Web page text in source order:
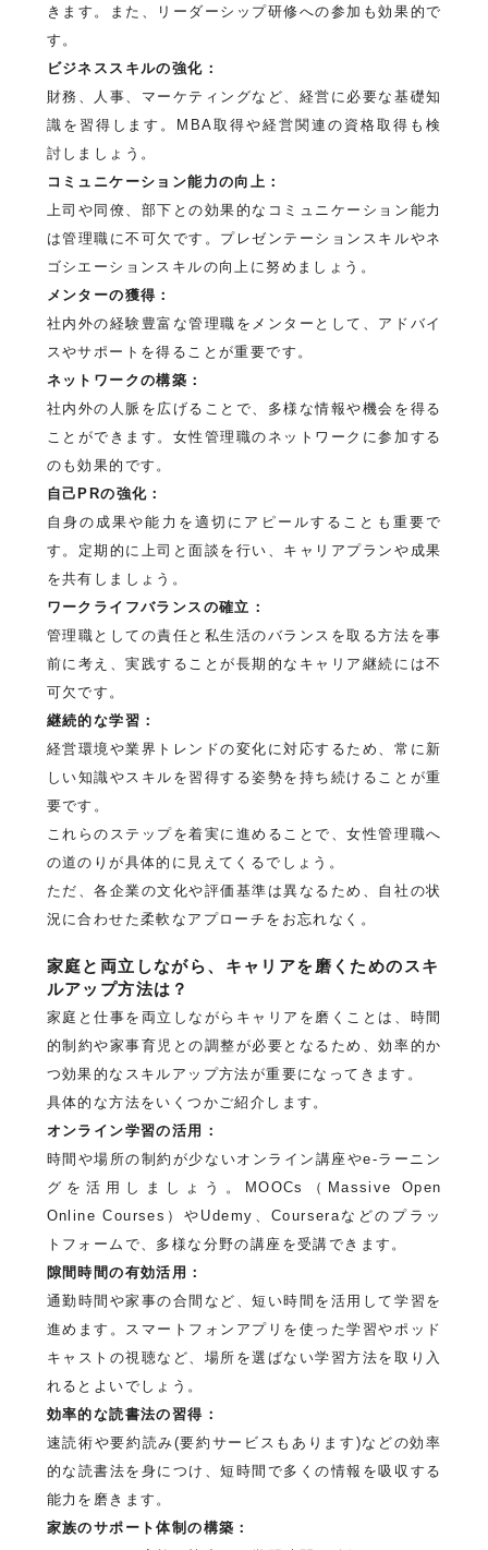
きます。また、リーダーシップ研修への参加も効果的で
す。
ビジネススキルの強化：
財務、人事、マーケティングなど、経営に必要な基礎知
識を習得します。MBA取得や経営関連の資格取得も検
討しましょう。
コミュニケーション能力の向上：
上司や同僚、部下との効果的なコミュニケーション能力
は管理職に不可欠です。プレゼンテーションスキルやネ
ゴシエーションスキルの向上に努めましょう。
メンターの獲得：
社内外の経験豊富な管理職をメンターとして、アドバイ
スやサポートを得ることが重要です。
ネットワークの構築：
社内外の人脈を広げることで、多様な情報や機会を得る
ことができます。女性管理職のネットワークに参加する
のも効果的です。
自己PRの強化：
自身の成果や能力を適切にアピールすることも重要で
す。定期的に上司と面談を行い、キャリアプランや成果
を共有しましょう。
ワークライフバランスの確立：
管理職としての責任と私生活のバランスを取る方法を事
前に考え、実践することが長期的なキャリア継続には不
可欠です。
継続的な学習：
経営環境や業界トレンドの変化に対応するため、常に新
しい知識やスキルを習得する姿勢を持ち続けることが重
要です。
これらのステップを着実に進めることで、女性管理職へ
の道のりが具体的に見えてくるでしょう。
ただ、各企業の文化や評価基準は異なるため、自社の状
況に合わせた柔軟なアプローチをお忘れなく。
家庭と両立しながら、キャリアを磨くためのスキ
ルアップ方法は？
家庭と仕事を両立しながらキャリアを磨くことは、時間
的制約や家事育児との調整が必要となるため、効率的か
つ効果的なスキルアップ方法が重要になってきます。
具体的な方法をいくつかご紹介します。
オンライン学習の活用：
時間や場所の制約が少ないオンライン講座やe-ラーニン
グを活用しましょう。MOOCs（Massive Open
Online Courses）やUdemy、Courseraなどのプラッ
トフォームで、多様な分野の講座を受講できます。
隙間時間の有効活用：
通勤時間や家事の合間など、短い時間を活用して学習を
進めます。スマートフォンアプリを使った学習やポッド
キャストの視聴など、場所を選ばない学習方法を取り入
れるとよいでしょう。
効率的な読書法の習得：
速読術や要約読み(要約サービスもあります)などの効率
的な読書法を身につけ、短時間で多くの情報を吸収する
能力を磨きます。
家族のサポート体制の構築：